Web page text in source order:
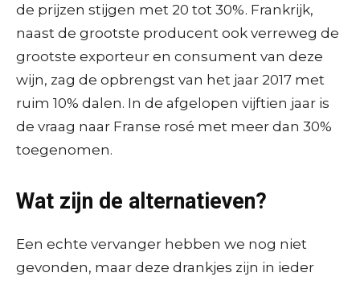
de prijzen stijgen met 20 tot 30%. Frankrijk,
naast de grootste producent ook verreweg de
grootste exporteur en consument van deze
wijn, zag de opbrengst van het jaar 2017 met
ruim 10% dalen. In de afgelopen vijftien jaar is
de vraag naar Franse rosé met meer dan 30%
toegenomen.
Wat zijn de alternatieven?
Een echte vervanger hebben we nog niet
gevonden, maar deze drankjes zijn in ieder